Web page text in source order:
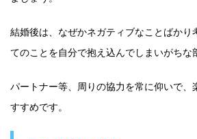
結婚後は、なぜかネガティブなことばかり
てのことを自分で抱え込んでしまいがちな
パートナー等、周りの協力を常に仰いで、
すすめです。